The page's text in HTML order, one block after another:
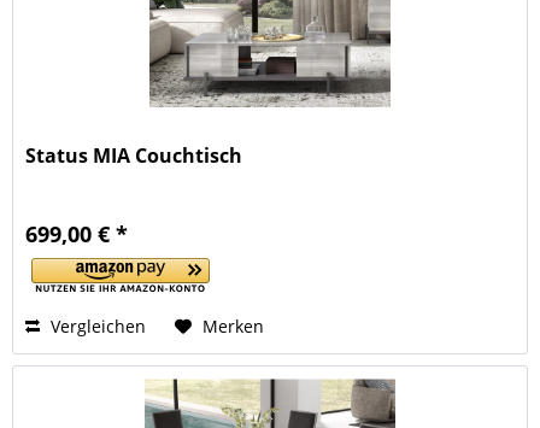
Status MIA Couchtisch
699,00 € *
Vergleichen Merken